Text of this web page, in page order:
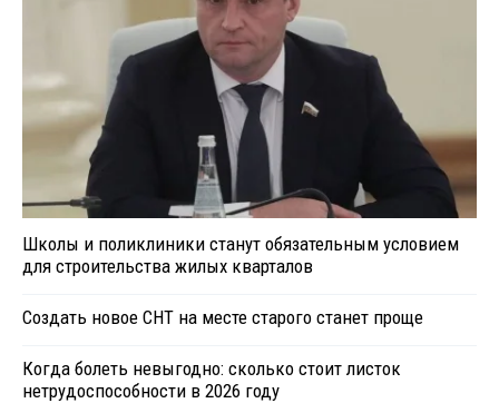
Школы и поликлиники станут обязательным условием
для строительства жилых кварталов
Создать новое СНТ на месте старого станет проще
Когда болеть невыгодно: сколько стоит листок
нетрудоспособности в 2026 году